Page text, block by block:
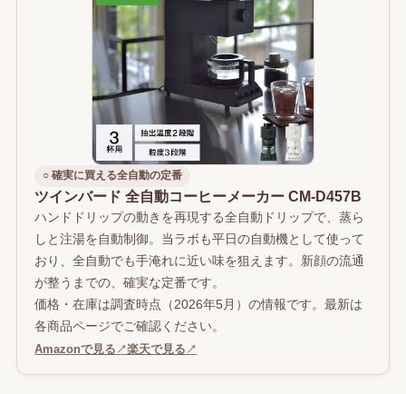
○ 確実に買える全自動の定番
ツインバード 全自動コーヒーメーカー CM-D457B
ハンドドリップの動きを再現する全自動ドリップで、蒸ら
しと注湯を自動制御。当ラボも平日の自動機として使って
おり、全自動でも手淹れに近い味を狙えます。新顔の流通
が整うまでの、確実な定番です。
価格・在庫は調査時点（2026年5月）の情報です。最新は
各商品ページでご確認ください。
Amazonで見る ↗楽天で見る ↗